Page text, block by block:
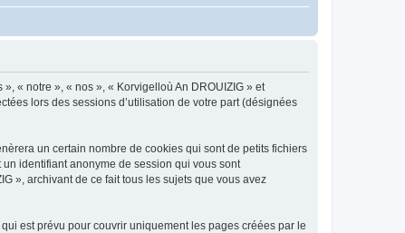
« notre », « nos », « Korvigelloù An DROUIZIG » et
lors des sessions d’utilisation de votre part (désignées
un certain nombre de cookies qui sont de petits fichiers
identifiant anonyme de session qui vous sont
», archivant de ce fait tous les sujets que vous avez
est prévu pour couvrir uniquement les pages créées par le